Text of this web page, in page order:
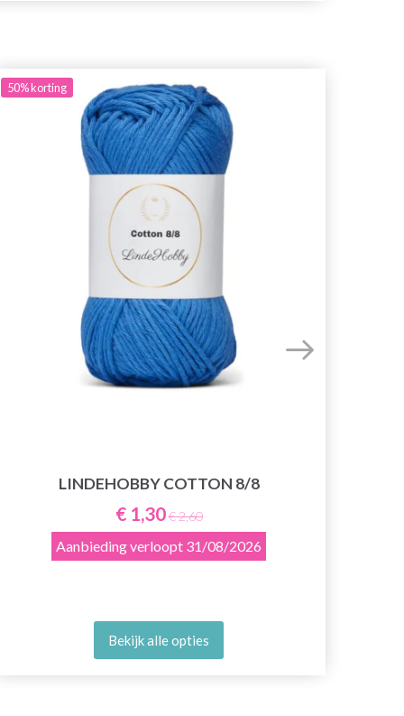
50%korting
LINDEHOBBY COTTON 8/8
€ 1,30€ 2,60
Aanbieding verloopt 31/08/2026
Bekijk alle opties